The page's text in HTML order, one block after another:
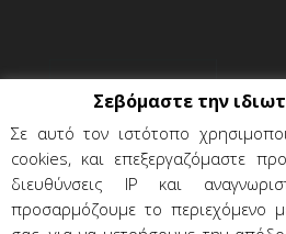
Σεβόμαστε την
Σε αυτό τον ιστότοπο
cookies, και επεξεργαζόμαστε
διευθύνσεις IP και
προσαρμόζουμε το περιεχόμενο